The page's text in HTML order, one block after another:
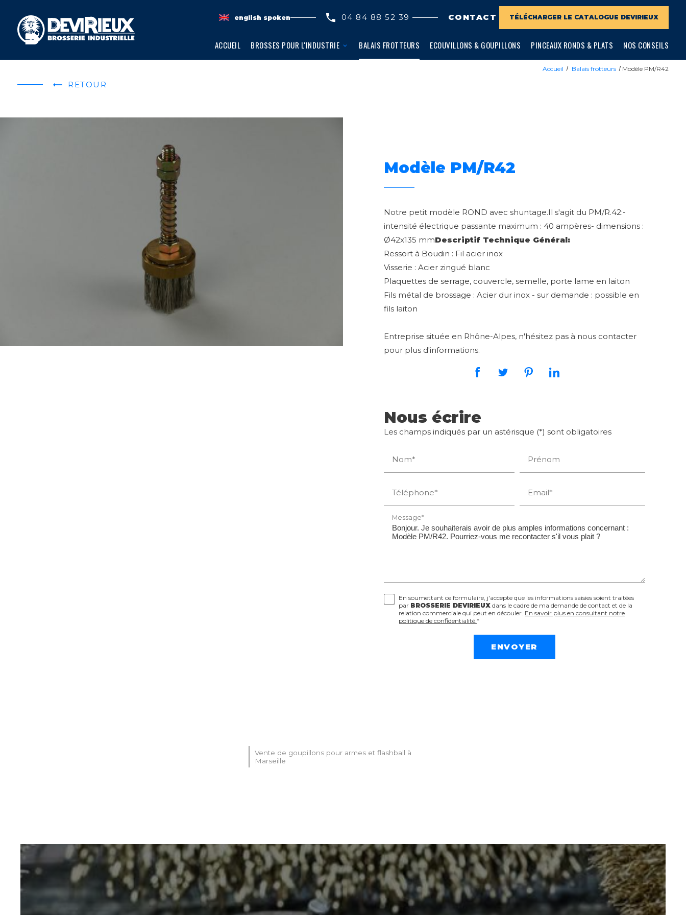
english spoken 04 84 88 52 39 CONTACT TÉLÉCHARGER LE CATALOGUE DEVIRIEUX
ACCUEIL BROSSES POUR L'INDUSTRIE BALAIS FROTTEURS ECOUVILLONS & GOUPILLONS PINCEAUX RONDS & PLATS NOS CONSEILS
Accueil Balais frotteurs Modèle PM/R42
RETOUR
Modèle PM/R42
Notre petit modèle ROND avec shuntage.Il s'agit du PM/R.42:-
intensité électrique passante maximum : 40 ampères- dimensions :
Ø42x135 mmDescriptif Technique Général:
Ressort à Boudin : Fil acier inox
Visserie : Acier zingué blanc
Plaquettes de serrage, couvercle, semelle, porte lame en laiton
Fils métal de brossage : Acier dur inox - sur demande : possible en
fils laiton
Entreprise située en Rhône-Alpes, n'hésitez pas à nous contacter
pour plus d'informations.
Nous écrire
Les champs indiqués par un astérisque (*) sont obligatoires
Nom* Prénom
Téléphone* Email*
Message*
En soumettant ce formulaire, j'accepte que les informations saisies soient traitées
par BROSSERIE DEVIRIEUX dans le cadre de ma demande de contact et de la
relation commerciale qui peut en découler. En savoir plus en consultant notre
politique de confidentialité. *
Vente de goupillons pour armes et flashball à
Marseille